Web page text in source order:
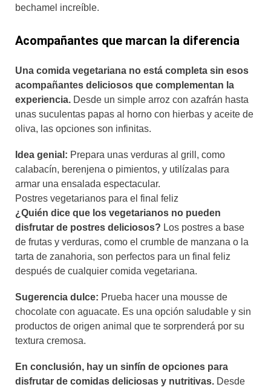
bechamel increíble.
Acompañantes que marcan la diferencia
Una comida vegetariana no está completa sin esos
acompañantes deliciosos que complementan la
experiencia. Desde un simple arroz con azafrán hasta
unas suculentas papas al horno con hierbas y aceite de
oliva, las opciones son infinitas.
Idea genial: Prepara unas verduras al grill, como
calabacín, berenjena o pimientos, y utilízalas para
armar una ensalada espectacular.
Postres vegetarianos para el final feliz
¿Quién dice que los vegetarianos no pueden
disfrutar de postres deliciosos? Los postres a base
de frutas y verduras, como el crumble de manzana o la
tarta de zanahoria, son perfectos para un final feliz
después de cualquier comida vegetariana.
Sugerencia dulce: Prueba hacer una mousse de
chocolate con aguacate. Es una opción saludable y sin
productos de origen animal que te sorprenderá por su
textura cremosa.
En conclusión, hay un sinfín de opciones para
disfrutar de comidas deliciosas y nutritivas. Desde